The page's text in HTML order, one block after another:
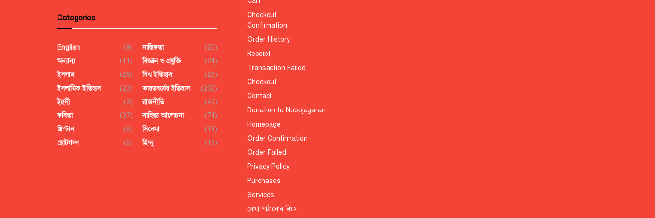
Categories
English
(9)
অন্যান্য
(11)
ইসলাম
(28)
ইসলামিক ইতিহাস
(23)
ইহুদী
(3)
কবিতা
(37)
খ্রিস্টান
(6)
ছোটগল্প
(6)
নাস্তিকতা
(20)
বিজ্ঞান ও প্রযুক্তি
(24)
বিশ্ব ইতিহাস
(26)
ভারতবর্ষের ইতিহাস
(202)
রাজনীতি
(40)
সাহিত্য আলোচনা
(74)
সিনেমা
(18)
হিন্দু
(19)
Checkout
Confirmation
Order History
Receipt
Transaction Failed
Checkout
Contact
Donation to Nobojagaran
Homepage
Order Confirmation
Order Failed
Privacy Policy
Purchases
Services
লেখা পাঠানোর নিয়ম